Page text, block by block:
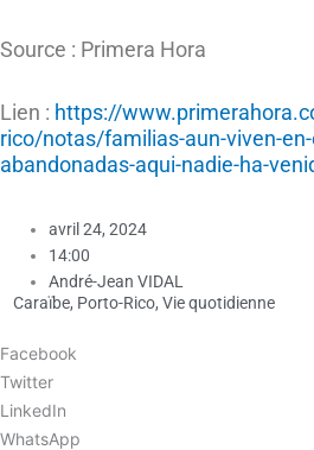
Source : Primera Hora
Lien : https://
rico/notas/familias-aun-viven-
abandonadas-aqui-nadie-ha-
avril 24, 2024
14:00
André-Jean VIDAL
Caraïbe, Porto-Rico, Vie quotidienne
Facebook
Twitter
LinkedIn
WhatsApp